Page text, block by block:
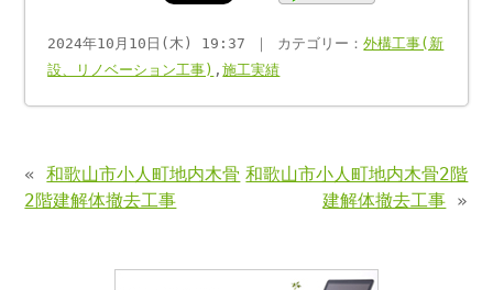
2024年10月10日(木) 19:37 ｜ カテゴリー：外構工事(新
設、リノベーション工事) ,施工実績
«和歌山市小人町地内木骨
2階建解体撤去工事
和歌山市小人町地内木骨2階
建解体撤去工事 »